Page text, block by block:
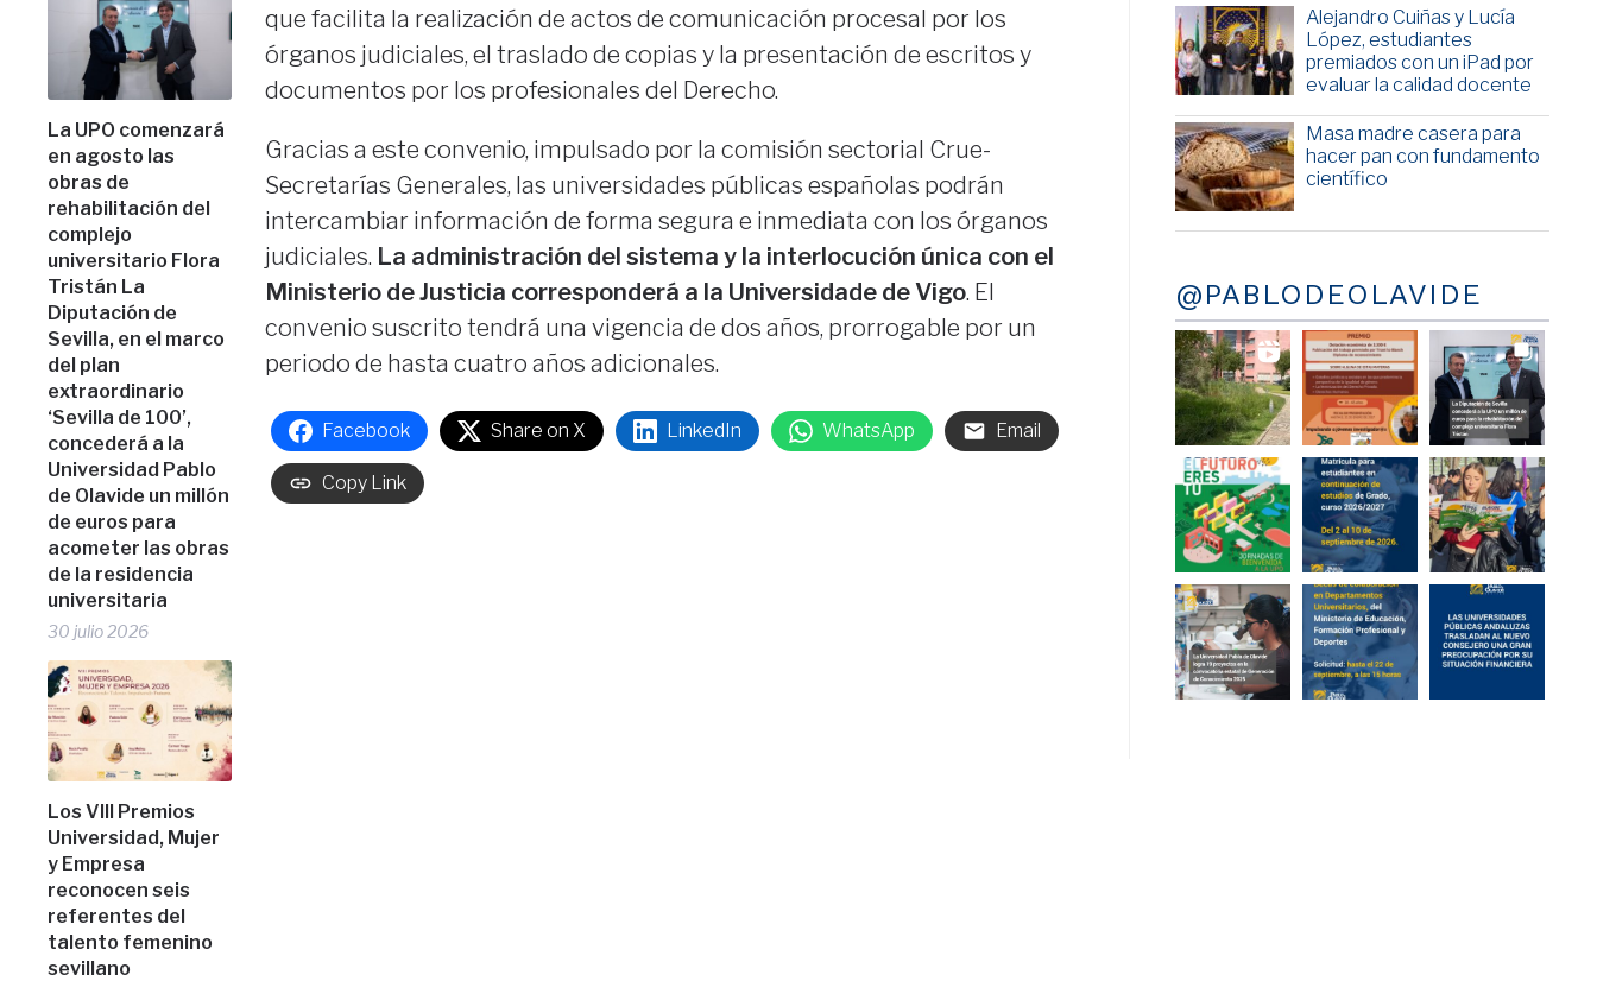
La UPO comenzará
en agosto las
obras de
rehabilitación del
complejo
universitario Flora
Tristán La
Diputación de
Sevilla, en el marco
del plan
extraordinario
‘Sevilla de 100’,
concederá a la
Universidad Pablo
de Olavide un millón
de euros para
acometer las obras
de la residencia
universitaria
30 julio 2026
Los VIII Premios
Universidad, Mujer
y Empresa
reconocen seis
referentes del
talento femenino
sevillano
que facilita la realización de actos de comunicación procesal por los
órganos judiciales, el traslado de copias y la presentación de escritos y
documentos por los profesionales del Derecho.
Gracias a este convenio, impulsado por la comisión sectorial Crue-
Secretarías Generales, las universidades públicas españolas podrán
intercambiar información de forma segura e inmediata con los órganos
judiciales. La administración del sistema y la interlocución única con el
Ministerio de Justicia corresponderá a la Universidade de Vigo. El
convenio suscrito tendrá una vigencia de dos años, prorrogable por un
periodo de hasta cuatro años adicionales.
Facebook Share on X LinkedIn WhatsApp Email
Copy Link
Alejandro Cuiñas y Lucía
López, estudiantes
premiados con un iPad por
evaluar la calidad docente
Masa madre casera para
hacer pan con fundamento
científico
@PABLODEOLAVIDE